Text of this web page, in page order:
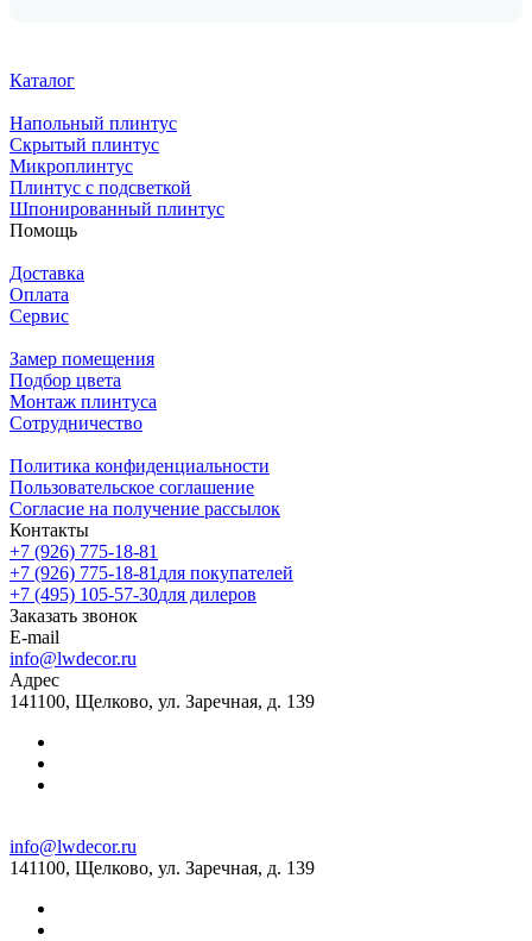
8-926-448-40-65
teraldecor@gmail.com
Паркетный двор, Каширское шоссе, 19, корп. 1, ТК
«Каширский Двор» (корп. 1), 2-этаж пав. 2А-1П
На карте
8 (495) 999-22-96
info@parquetstyle.ru
Паркет Лайф, г. Мытищи, ул. Коммунистическая, 25г,
ТСК "Тракт-Терминал"
На карте
+7(495)507-36-46
info@evro-parket.ru
Leo Parquet (Каширский Двор), г. Москва, Каширское
шоссе, д.19, корп.1, ТК «Каширский Двор-1»
На карте
Пн.-Вс.: 09:00-21:00
+7(495) 108-74-47
kd@leoparquet.ru
Пн.-Вс.: 10:00-21:00
+7 (495) 775-49-40
kt@leoparquet.ru
Каталог
Напольный плинтус
Скрытый плинтус
Микроплинтус
Плинтус с подсветкой
Шпонированный плинтус
Помощь
Доставка
Оплата
Сервис
Замер помещения
Подбор цвета
Монтаж плинтуса
Сотрудничество
Политика конфиденциальности
Пользовательское соглашение
Согласие на получение рассылок
Контакты
+7 (926) 775-18-81
+7 (926) 775-18-81для покупателей
+7 (495) 105-57-30для дилеров
Заказать звонок
E-mail
info@lwdecor.ru
Адрес
141100, Щелково, ул. Заречная, д. 139
info@lwdecor.ru
141100, Щелково, ул. Заречная, д. 139